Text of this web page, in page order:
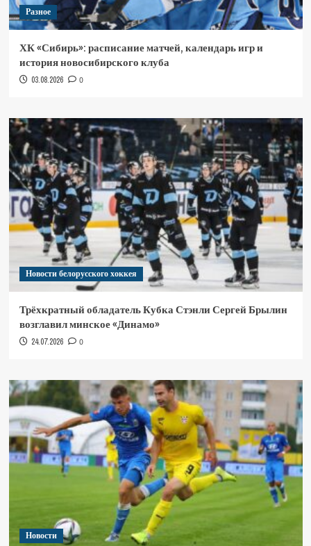
Разное
ХК «Сибирь»: расписание матчей, календарь игр и
история новосибирского клуба
03.08.2026 0
Новости белорусского хоккея
Трёхкратный обладатель Кубка Стэнли Сергей Брылин
возглавил минское «Динамо»
24.07.2026 0
Новости